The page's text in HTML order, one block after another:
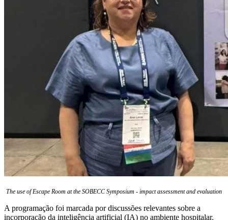
The use of Escape Room at the SOBECC Symposium - impact assessment and evaluation
A programação foi marcada por discussões relevantes sobre a
incorporação da inteligência artificial (IA) no ambiente hospitalar.